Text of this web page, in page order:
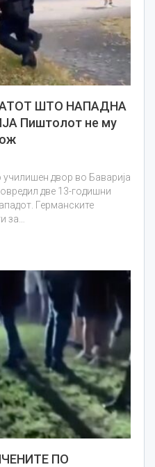
ШТО НАПАДНА
Пиштолот не му
двор во Баварија
две 13-годишни
Германските
за…
ПО